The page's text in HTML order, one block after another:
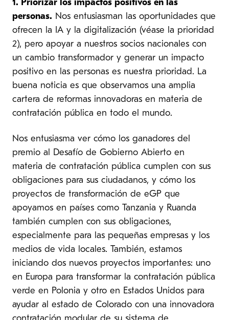
1. Priorizar los impactos positivos en las
personas. Nos entusiasman las oportunidades que
ofrecen la IA y la digitalización (véase la prioridad
2), pero apoyar a nuestros socios nacionales con
un cambio transformador y generar un impacto
positivo en las personas es nuestra prioridad. La
buena noticia es que observamos una amplia
cartera de reformas innovadoras en materia de
contratación pública en todo el mundo.
Nos entusiasma ver cómo los ganadores del
premio al Desafío de Gobierno Abierto en
materia de contratación pública cumplen con sus
obligaciones para sus ciudadanos, y cómo los
proyectos de transformación de eGP que
apoyamos en países como Tanzania y Ruanda
también cumplen con sus obligaciones,
especialmente para las pequeñas empresas y los
medios de vida locales. También, estamos
iniciando dos nuevos proyectos importantes: uno
en Europa para transformar la contratación pública
verde en Polonia y otro en Estados Unidos para
ayudar al estado de Colorado con una innovadora